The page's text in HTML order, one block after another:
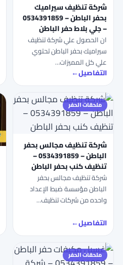
شركة تنظيف سيراميك
بحفر الباطن – 0534391859
– جلي بلاط حفر الباطن
ان الحصول علي شركة تنظيف
سيراميك بحفر الباطن تحتوي
علي كل المميزات…
التفاصيل←
ملحقات الحفر
شركة تنظيف مجالس بحفر
الباطن – 0534391859 –
تنظيف كنب بحفر الباطن
شركة تنظيف مجالس بحفر
الباطن مؤسسة ضبط الإعداد
واحده من شركات تنظيف…
التفاصيل←
ملحقات الحفر